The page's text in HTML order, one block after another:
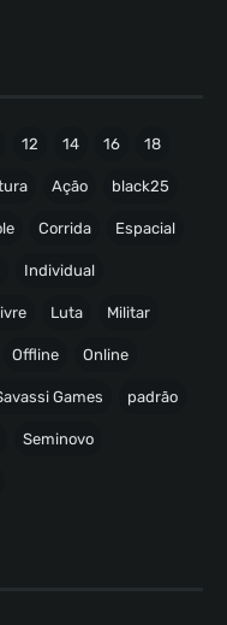
12 14 16 18
Ação black25
Corrida Espacial
Individual
Luta Militar
Offline Online
Games padrão
Seminovo